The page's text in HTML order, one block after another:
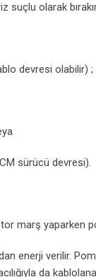
suçlu olarak
devresi olabilir) ;
sürücü devresi).
marş yaparken
enerji verilir.
da